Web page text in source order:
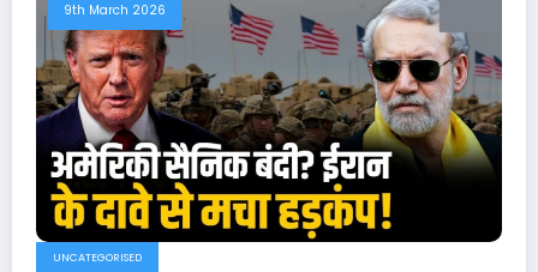
9th March 2026
UNCATEGORISED